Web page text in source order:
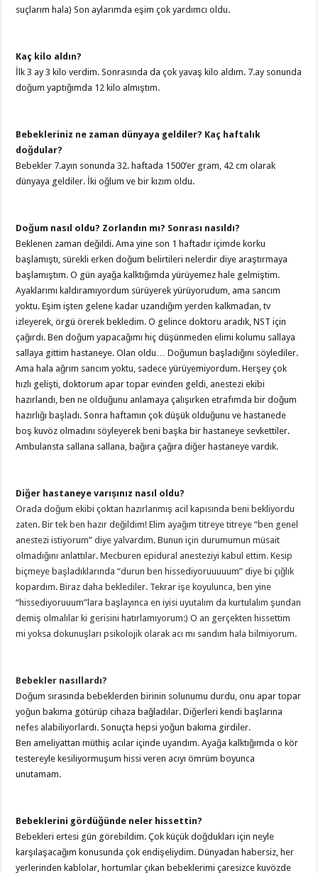
suçlarım hala) Son aylarımda eşim çok yardımcı oldu.
Kaç kilo aldın?
İlk 3 ay 3 kilo verdim. Sonrasında da çok yavaş kilo aldım. 7.ay sonunda
doğum yaptığımda 12 kilo almıştım.
Bebekleriniz ne zaman dünyaya geldiler? Kaç haftalık
doğdular?
Bebekler 7.ayın sonunda 32. haftada 1500’er gram, 42 cm olarak
dünyaya geldiler. İki oğlum ve bir kızım oldu.
Doğum nasıl oldu? Zorlandın mı? Sonrası nasıldı?
Beklenen zaman değildi. Ama yine son 1 haftadır içimde korku
başlamıştı, sürekli erken doğum belirtileri nelerdir diye araştırmaya
başlamıştım. O gün ayağa kalktığımda yürüyemez hale gelmiştim.
Ayaklarımı kaldıramıyordum sürüyerek yürüyorudum, ama sancım
yoktu. Eşim işten gelene kadar uzandığım yerden kalkmadan, tv
izleyerek, örgü örerek bekledim. O gelince doktoru aradık, NST için
çağırdı. Ben doğum yapacağımı hiç düşünmeden elimi kolumu sallaya
sallaya gittim hastaneye. Olan oldu… Doğumun başladığını söylediler.
Ama hala ağrım sancım yoktu, sadece yürüyemiyordum. Herşey çok
hızlı gelişti, doktorum apar topar evinden geldi, anestezi ekibi
hazırlandı, ben ne olduğunu anlamaya çalışırken etrafımda bir doğum
hazırlığı başladı. Sonra haftamın çok düşük olduğunu ve hastanede
boş kuvöz olmadını söyleyerek beni başka bir hastaneye sevkettiler.
Ambulansta sallana sallana, bağıra çağıra diğer hastaneye vardık.
Diğer hastaneye varışınız nasıl oldu?
Orada doğum ekibi çoktan hazırlanmış acil kapısında beni bekliyordu
zaten. Bir tek ben hazır değildim! Elim ayağım titreye titreye “ben genel
anestezi istiyorum” diye yalvardım. Bunun için durumumun müsait
olmadığını anlattılar. Mecburen epidural anesteziyi kabul ettim. Kesip
biçmeye başladıklarında “durun ben hissediyoruuuuum” diye bi çığlık
kopardım. Biraz daha beklediler. Tekrar işe koyulunca, ben yine
“hissediyoruuum”lara başlayınca en iyisi uyutalım da kurtulalım şundan
demiş olmalılar ki gerisini hatırlamıyorum:) O an gerçekten hissettim
mi yoksa dokunuşları psikolojik olarak acı mı sandım hala bilmiyorum.
Bebekler nasıllardı?
Doğum sırasında bebeklerden birinin solunumu durdu, onu apar topar
yoğun bakıma götürüp cihaza bağladılar. Diğerleri kendi başlarına
nefes alabiliyorlardı. Sonuçta hepsi yoğun bakıma girdiler.
Ben ameliyattan müthiş acılar içinde uyandım. Ayağa kalktığımda o kör
testereyle kesiliyormuşum hissi veren acıyı ömrüm boyunca
unutamam.
Bebeklerini gördüğünde neler hissettin?
Bebekleri ertesi gün görebildim. Çok küçük doğdukları için neyle
karşılaşacağım konusunda çok endişeliydim. Dünyadan habersiz, her
yerlerinden kablolar, hortumlar çıkan bebeklerimi çaresizce kuvözde